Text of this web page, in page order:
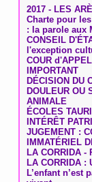
2017 - LES
Charte pour
: la parole aux
CONSEIL
l'exception
COUR
IMPORTANT
DÉCISION DU
DOULEUR OU
ANIMALE
ÉCOLES
INTÉRÊT
JUGEMENT :
IMMATÉRIEL
LA CORRIDA -
LA CORRIDA :
L’enfant n’est